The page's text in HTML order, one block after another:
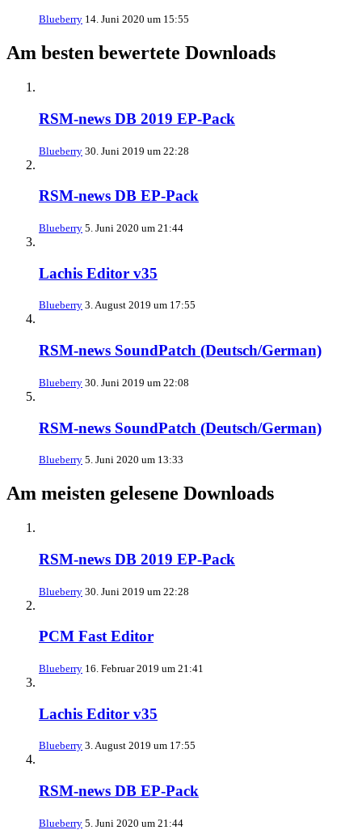
Blueberry 14. Juni 2020 um 15:55
Am besten bewertete Downloads
RSM-news DB 2019 EP-Pack
Blueberry 30. Juni 2019 um 22:28
RSM-news DB EP-Pack
Blueberry 5. Juni 2020 um 21:44
Lachis Editor v35
Blueberry 3. August 2019 um 17:55
RSM-news SoundPatch (Deutsch/German)
Blueberry 30. Juni 2019 um 22:08
RSM-news SoundPatch (Deutsch/German)
Blueberry 5. Juni 2020 um 13:33
Am meisten gelesene Downloads
RSM-news DB 2019 EP-Pack
Blueberry 30. Juni 2019 um 22:28
PCM Fast Editor
Blueberry 16. Februar 2019 um 21:41
Lachis Editor v35
Blueberry 3. August 2019 um 17:55
RSM-news DB EP-Pack
Blueberry 5. Juni 2020 um 21:44